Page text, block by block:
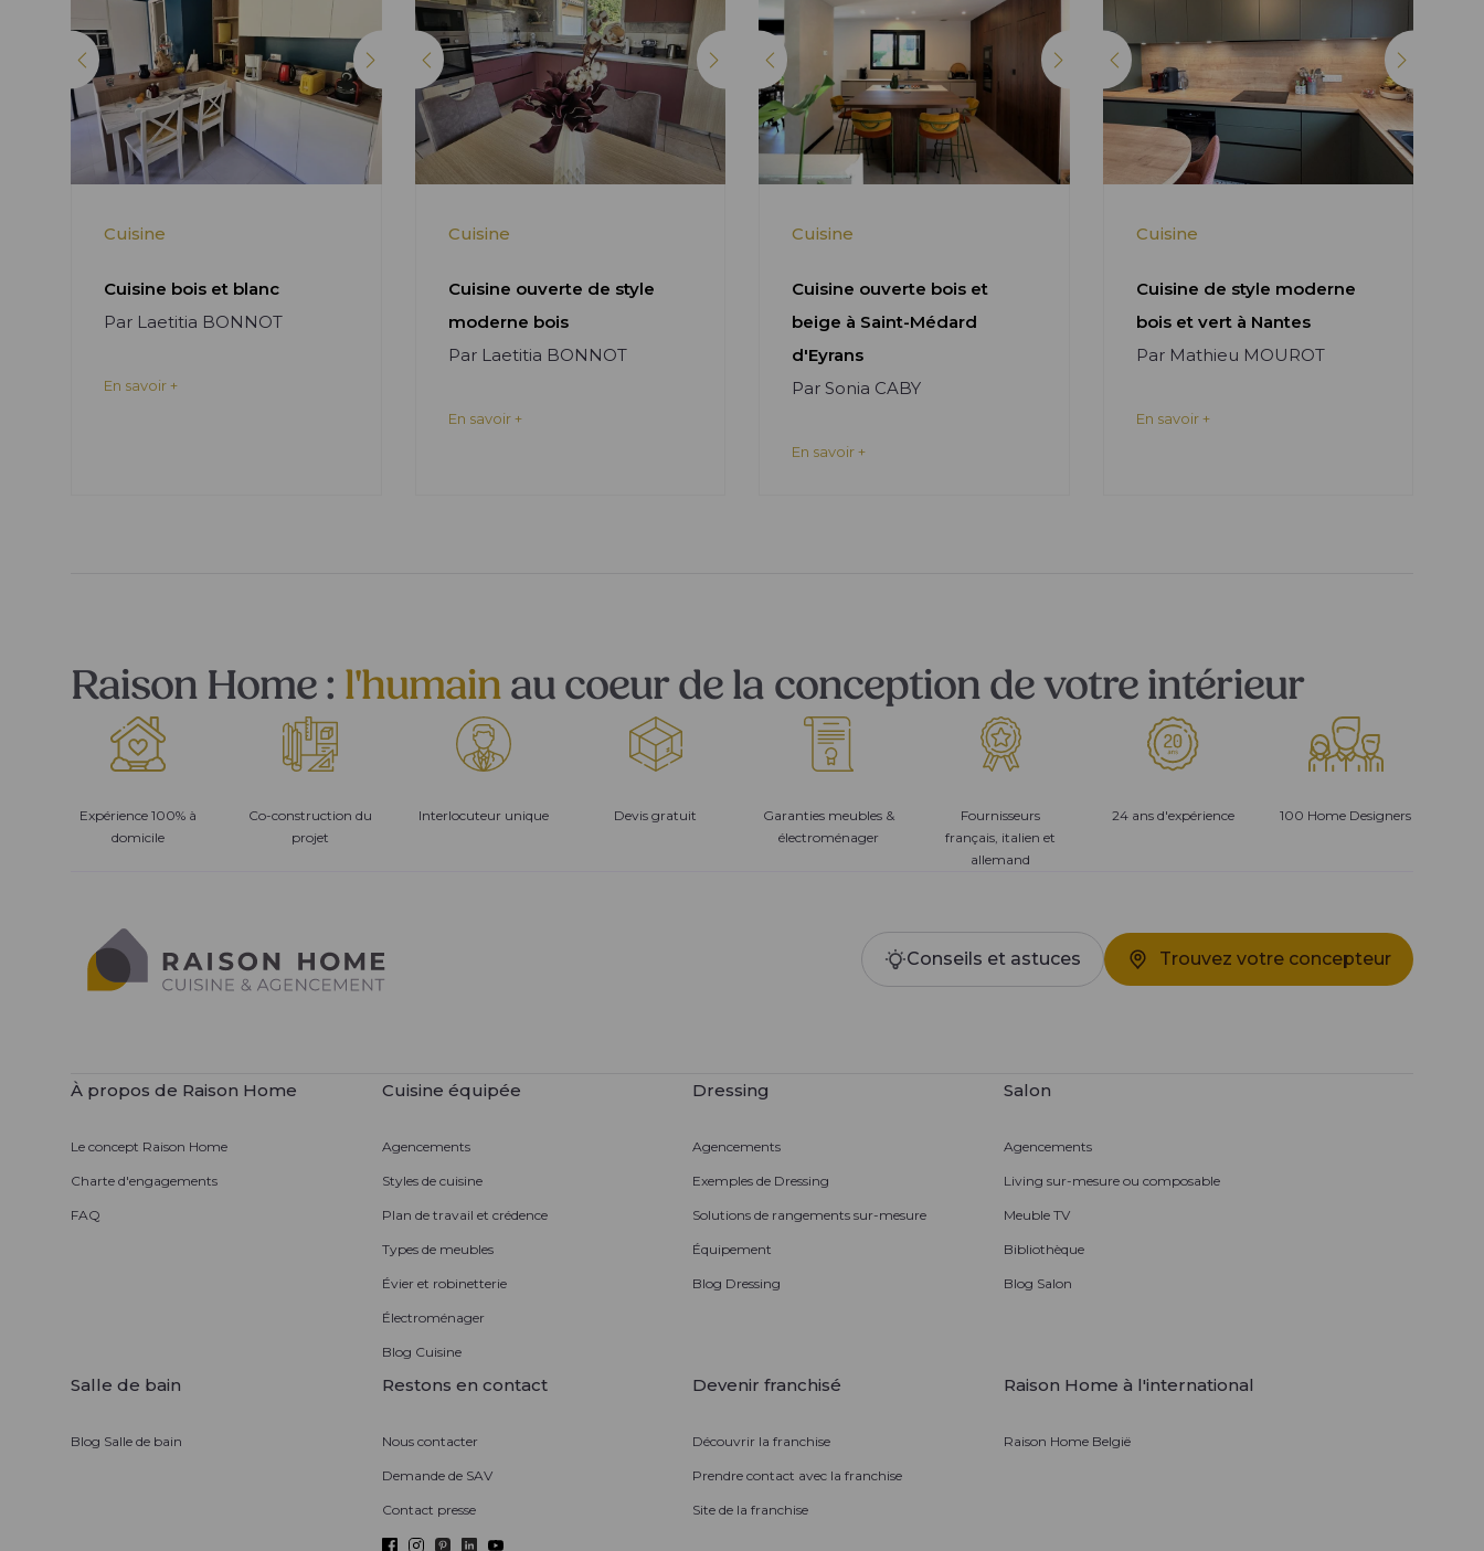
Cuisine
Cuisine bois et blanc
Par Laetitia BONNOT
En savoir +
Cuisine
Cuisine ouverte de style
moderne bois
Par Laetitia BONNOT
En savoir +
Cuisine
Cuisine ouverte bois et
beige à Saint-Médard
d'Eyrans
Par Sonia CABY
En savoir +
Cuisine
Cuisine de style moderne
bois et vert à Nantes
Par Mathieu MOUROT
En savoir +
Raison Home : l'humainau coeur de la conception de votre intérieur
Expérience 100% à
domicile
Co-construction du
projet
Interlocuteur unique Devis gratuit
Garanties meubles &
électroménager
Fournisseurs
français, italien et
allemand
24 ans d'expérience 100 Home Designers
Conseils et astuces Trouvez votre concepteur
À propos de Raison Home
Le concept Raison Home
Charte d'engagements
FAQ
Cuisine équipée
Agencements
Styles de cuisine
Plan de travail et crédence
Types de meubles
Évier et robinetterie
Électroménager
Blog Cuisine
Dressing
Agencements
Exemples de Dressing
Solutions de rangements sur-mesure
Équipement
Blog Dressing
Salon
Agencements
Living sur-mesure ou composable
Meuble TV
Bibliothèque
Blog Salon
Salle de bain
Blog Salle de bain
Restons en contact
Nous contacter
Demande de SAV
Contact presse
Devenir franchisé
Découvrir la franchise
Prendre contact avec la franchise
Site de la franchise
Raison Home à l'international
Raison Home België